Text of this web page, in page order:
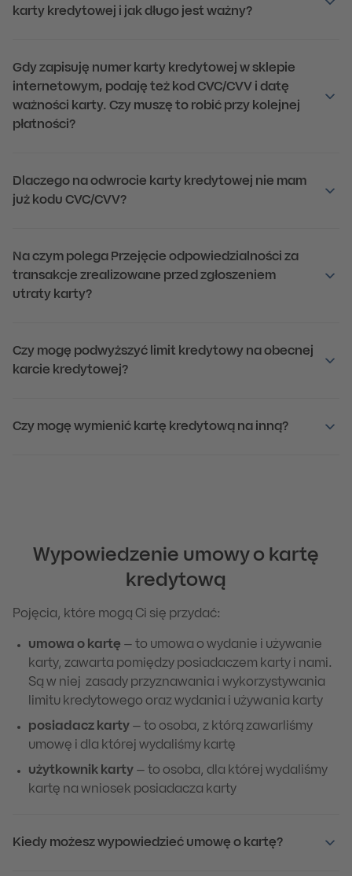
karty kredytowej i jak długo jest ważny?
Gdy zapisuję numer karty kredytowej w sklepie
internetowym, podaję też kod CVC/CVV i datę
ważności karty. Czy muszę to robić przy kolejnej
płatności?
Dlaczego na odwrocie karty kredytowej nie mam
już kodu CVC/CVV?
Na czym polega Przejęcie odpowiedzialności za
transakcje zrealizowane przed zgłoszeniem
utraty karty?
Czy mogę podwyższyć limit kredytowy na obecnej
karcie kredytowej?
Czy mogę wymienić kartę kredytową na inną?
Wypowiedzenie umowy o kartę
kredytową
Pojęcia, które mogą Ci się przydać:
umowa o kartę – to umowa o wydanie i używanie
karty, zawarta pomiędzy posiadaczem karty i nami.
Są w niej zasady przyznawania i wykorzystywania
limitu kredytowego oraz wydania i używania karty
posiadacz karty – to osoba, z którą zawarliśmy
umowę i dla której wydaliśmy kartę
użytkownik karty – to osoba, dla której wydaliśmy
kartę na wniosek posiadacza karty
Kiedy możesz wypowiedzieć umowę o kartę?